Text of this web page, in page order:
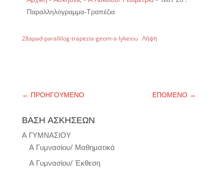
Παραλληλόγραμμα-Τραπέζια
28apad-parallilog-trapezia-geom-a-lykeiou Λήψη
← ΠΡΟΗΓΟΥΜΕΝΟ ΕΠΟΜΕΝΟ →
ΒΑΣΗ ΑΣΚΗΣΕΩΝ
Α ΓΥΜΝΑΣΙΟΥ
Α Γυμνασίου/ Μαθηματικά
Α Γυμνασίου/ Έκθεση